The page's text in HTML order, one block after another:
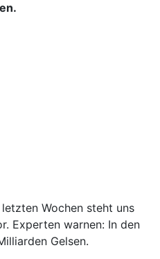
Wochen steht uns
Experten warnen: In den
Gelsen.